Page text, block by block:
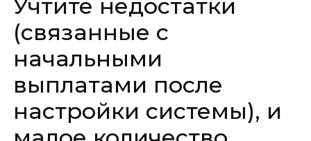
Учтите недостатки
(связанные с
начальными
выплатами после
настройки системы), и